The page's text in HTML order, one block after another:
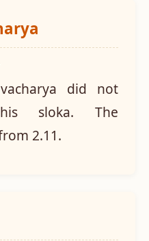
did not
sloka. The
2.11.